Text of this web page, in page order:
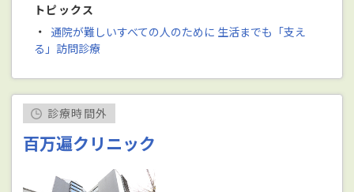
トピックス
・ 通院が難しいすべての人のために 生活までも「支え
る」訪問診療
診療時間外
百万遍クリニック